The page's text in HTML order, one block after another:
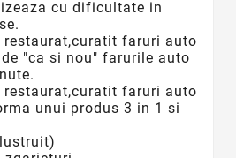
cu dificultate in
restaurat,curatit faruri auto
"ca si nou" farurile auto
restaurat,curatit faruri auto
unui produs 3 in 1 si